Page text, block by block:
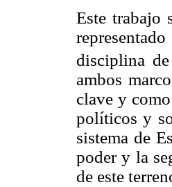
Este trabajo
disciplina
ambos
clave y
políticos y
sistema de
poder y la
de este